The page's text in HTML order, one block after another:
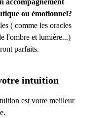
accompagnement
ou émotionnel?
( comme les oracles
l'ombre et lumière...)
parfaits.
intuition
est votre meilleur